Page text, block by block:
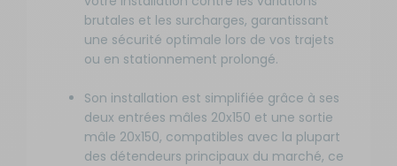
brutales et les surcharges, garantissant
une sécurité optimale lors de vos trajets
ou en stationnement prolongé.
Son installation est simplifiée grâce à ses
deux entrées mâles 20x150 et une sortie
mâle 20x150, compatibles avec la plupart
des détendeurs principaux du marché, ce